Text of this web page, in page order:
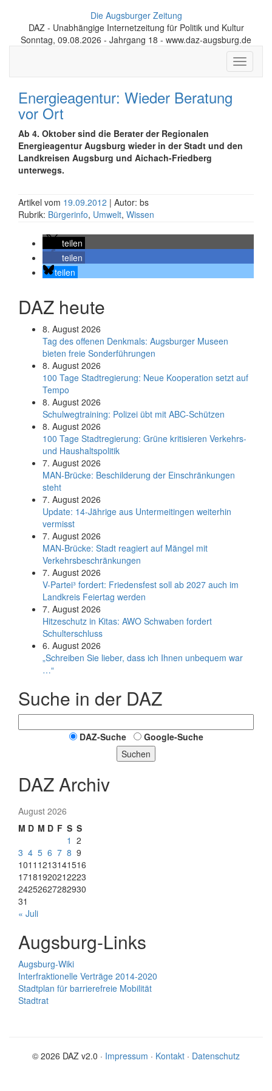
Die Augsburger Zeitung
DAZ - Unabhängige Internetzeitung für Politik und Kultur
Sonntag, 09.08.2026 - Jahrgang 18 - www.daz-augsburg.de
Toggle
Energieagentur: Wieder Beratung
vor Ort
Ab 4. Oktober sind die Berater der Regionalen
Energieagentur Augsburg wieder in der Stadt und den
Landkreisen Augsburg und Aichach-Friedberg
unterwegs.
Artikel vom 19.09.2012 | Autor: bs
Rubrik: Bürgerinfo, Umwelt, Wissen
teilen
teilen
teilen
DAZ heute
8. August 2026
Tag des offenen Denkmals: Augsburger Museen
bieten freie Sonderführungen
8. August 2026
100 Tage Stadtregierung: Neue Kooperation setzt auf
Tempo
8. August 2026
Schul­weg­trai­ning: Poli­zei übt mit ABC-Schüt­zen
8. August 2026
100 Tage Stadtregierung: Grüne kritisieren Verkehrs-
und Haushaltspolitik
7. August 2026
MAN-Brücke: Beschilderung der Einschränkungen
steht
7. August 2026
Update: 14-Jährige aus Untermeitingen weiterhin
vermisst
7. August 2026
MAN-Brücke: Stadt reagiert auf Mängel mit
Verkehrsbeschränkungen
7. August 2026
V-Partei­³ fordert: Friedens­fest soll ab 2027 auch im
Land­kreis Feier­tag werden
7. August 2026
Hitzeschutz in Kitas: AWO Schwaben fordert
Schulterschluss
6. August 2026
„Schreiben Sie lieber, dass ich Ihnen unbequem war
…“
Suche in der DAZ
DAZ-Suche
Google-Suche
Suchen
DAZ Archiv
August 2026
M D M D F S S
1 2
3 4 5 6 7 8 9
1011 1213141516
17181920212223
24252627282930
31
« Juli
Augsburg-Links
Augsburg-Wiki
Interfraktionelle Verträge 2014-2020
Stadtplan für barrierefreie Mobilität
Stadtrat
© 2026 DAZ v2.0 · Impressum · Kontakt · Datenschutz